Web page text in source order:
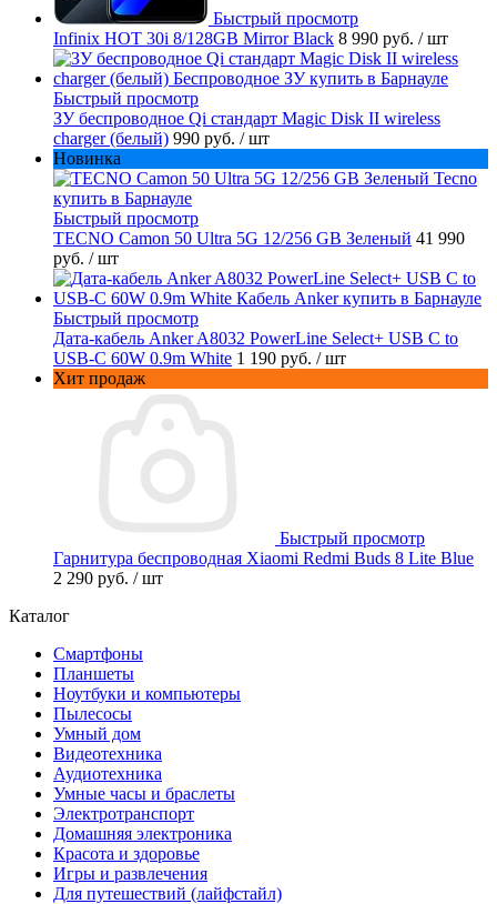
Быстрый просмотр
Infinix HOT 30i 8/128GB Mirror Black 8 990 руб. / шт
Быстрый просмотр
ЗУ беспроводное Qi стандарт Magic Disk II wireless
charger (белый) 990 руб. / шт
Новинка
Быстрый просмотр
TECNO Camon 50 Ultra 5G 12/256 GB Зеленый 41 990
руб. / шт
Быстрый просмотр
Дата-кабель Anker A8032 PowerLine Select+ USB C to
USB-C 60W 0.9m White 1 190 руб. / шт
Хит продаж
Быстрый просмотр
Гарнитура беспроводная Xiaomi Redmi Buds 8 Lite Blue
2 290 руб. / шт
Каталог
Смартфоны
Планшеты
Ноутбуки и компьютеры
Пылесосы
Умный дом
Видеотехника
Аудиотехника
Умные часы и браслеты
Электротранспорт
Домашняя электроника
Красота и здоровье
Игры и развлечения
Для путешествий (лайфстайл)